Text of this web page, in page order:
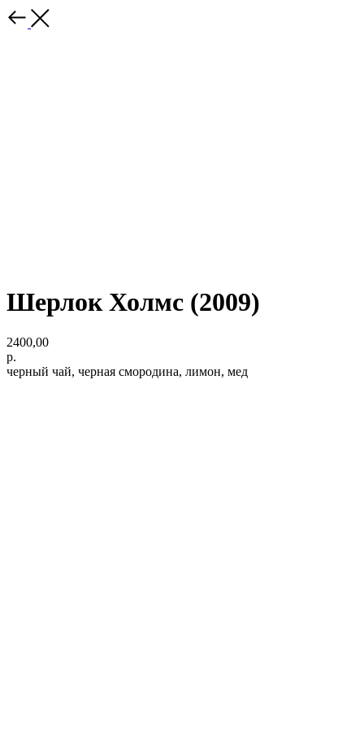
Шерлок Холмс (2009)
2400,00
р.
черный чай, черная смородина, лимон, мед